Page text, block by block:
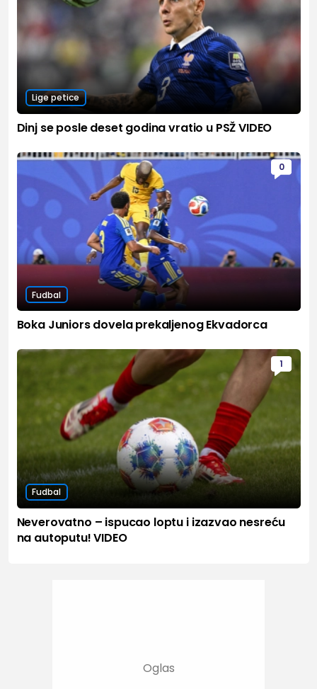
Lige petice
Dinj se posle deset godina vratio u PSŽ VIDEO
0
Fudbal
Boka Juniors dovela prekaljenog Ekvadorca
1
Fudbal
Neverovatno – ispucao loptu i izazvao nesreću
na autoputu! VIDEO